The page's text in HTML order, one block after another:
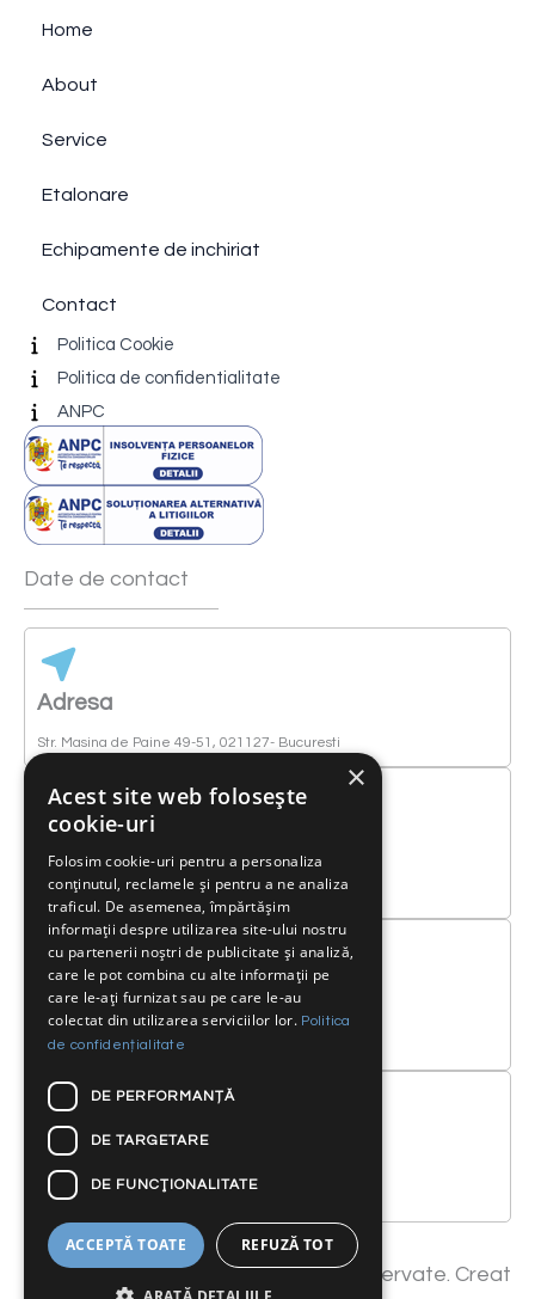
Home
About
Service
Etalonare
Echipamente de inchiriat
Contact
Politica Cookie
Politica de confidentialitate
ANPC
Date de contact
Adresa
Str. Masina de Paine 49-51, 021127- Bucuresti
0040 21/ 230 4333
Email
service@bumbas.ro
Email
baterii@bumbas.ro
Copyright 2025. Toate drepturile rezervate. Creat
×
Acest site web folosește
cookie-uri
Folosim cookie-uri pentru a personaliza
conținutul, reclamele și pentru a ne analiza
traficul. De asemenea, împărtășim
informații despre utilizarea site-ului nostru
cu partenerii noștri de publicitate și analiză,
care le pot combina cu alte informații pe
care le-ați furnizat sau pe care le-au
colectat din utilizarea serviciilor lor. Politica
de confidențialitate
DE PERFORMANȚĂ
DE TARGETARE
DE FUNCŢIONALITATE
ACCEPTĂ TOATE REFUZĂ TOT